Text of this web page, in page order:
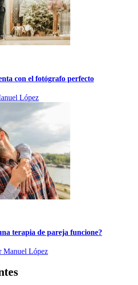
con el fotógrafo perfecto
López
terapia de pareja funcione?
Manuel López